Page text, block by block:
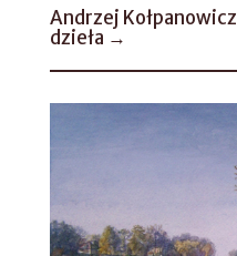
Andrzej Kołpanowicz
dzieła →